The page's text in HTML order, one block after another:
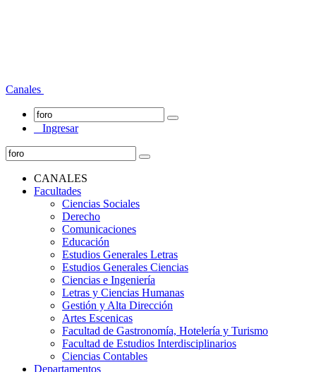
Canales
Ingresar
CANALES
Facultades
Ciencias Sociales
Derecho
Comunicaciones
Educación
Estudios Generales Letras
Estudios Generales Ciencias
Ciencias e Ingeniería
Letras y Ciencias Humanas
Gestión y Alta Dirección
Artes Escenicas
Facultad de Gastronomía, Hotelería y Turismo
Facultad de Estudios Interdisciplinarios
Ciencias Contables
Departamentos